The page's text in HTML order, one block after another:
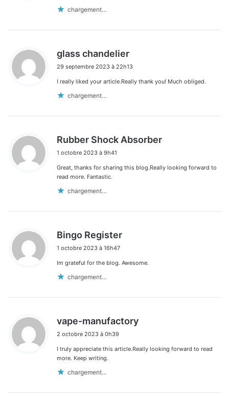
commentaires
chargement…
glass chandelier
t
29 septembre 2023 à 22h13
I really liked your article.Really thank you! Much obliged.
chargement…
Rubber Shock Absorber
1 octobre 2023 à 9h41
Great, thanks for sharing this blog.Really looking forward to
read more. Fantastic.
chargement…
Bingo Register
1 octobre 2023 à 16h47
Im grateful for the blog. Awesome.
chargement…
vape-manufactory
2 octobre 2023 à 0h39
I truly appreciate this article.Really looking forward to read
more. Keep writing.
chargement…